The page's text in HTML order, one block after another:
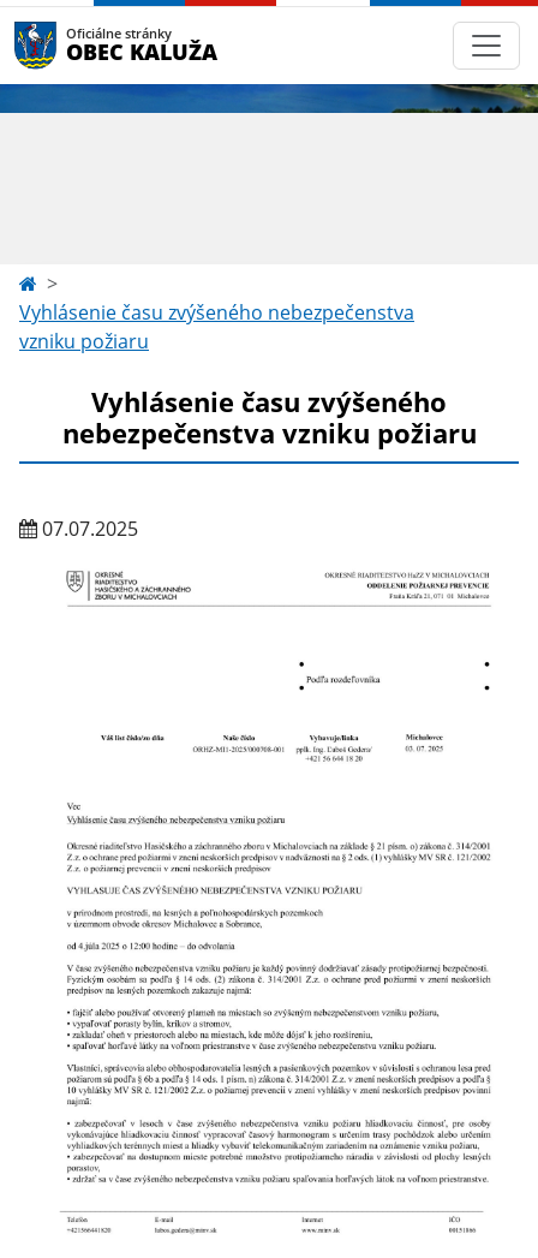
Oficiálne stránky
OBEC KALUŽA
Vyhlásenie času zvýšeného nebezpečenstva
vzniku požiaru
Vyhlásenie času zvýšeného
nebezpečenstva vzniku požiaru
07.07.2025